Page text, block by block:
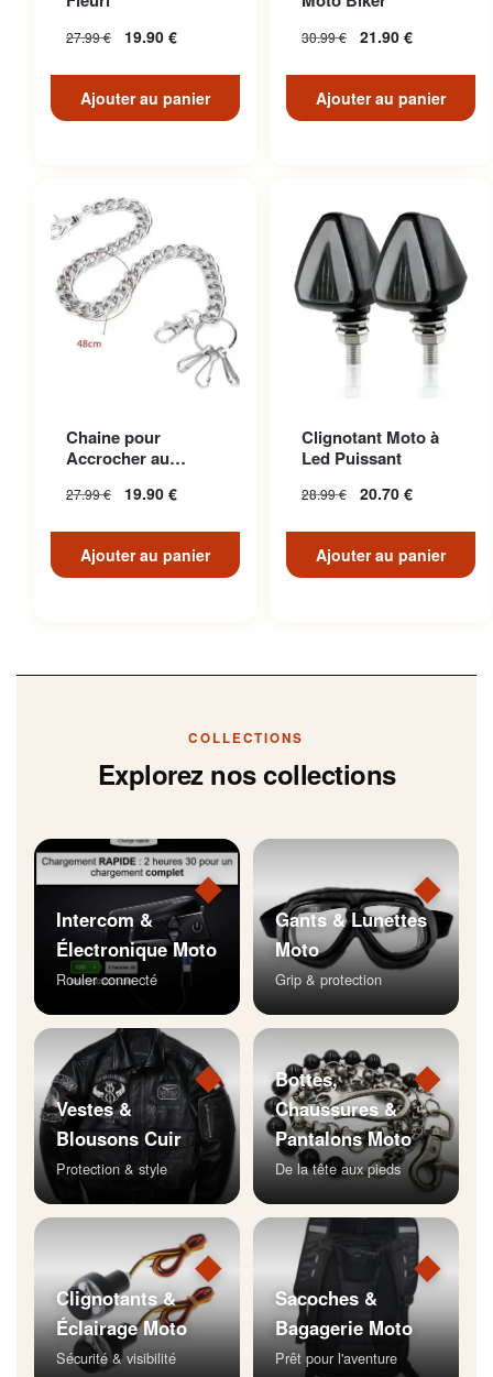
27.99€ 19.90 €
Ajouter au panier
30.99€ 21.90 €
Ajouter au panier
Chaine pour
Accrocher au
Inoxydable
27.99€ 19.90 €
Ajouter au panier
Clignotant Moto à
Led Puissant
28.99€ 20.70 €
Ajouter au panier
COLLECTIONS
Explorez nos collections
◆
Intercom &
Électronique Moto
Rouler connecté
◆
Gants & Lunettes
Moto
Grip & protection
◆
Vestes &
Blousons Cuir
Protection & style
◆
Bottes,
Chaussures &
Pantalons Moto
De la tête aux pieds
◆
Clignotants &
Éclairage Moto
Sécurité & visibilité
◆
Sacoches &
Bagagerie Moto
Prêt pour l'aventure